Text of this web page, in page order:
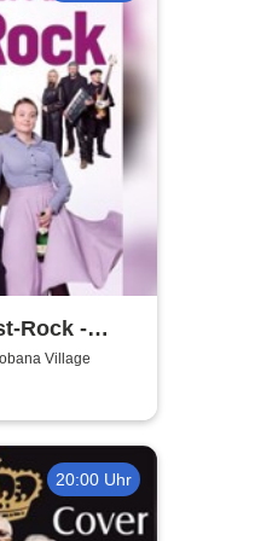
Rock -
R.Village
20:00 Uhr